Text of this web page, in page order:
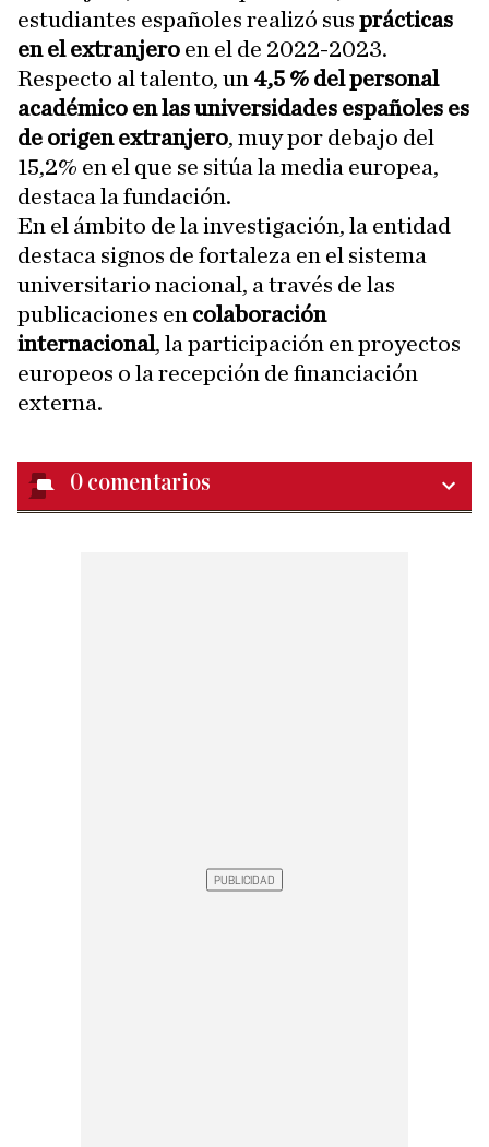
estudiantes españoles realizó sus prácticas
en el extranjero en el de 2022-2023.
Respecto al talento, un 4,5 % del personal
académico en las universidades españoles es
de origen extranjero, muy por debajo del
15,2% en el que se sitúa la media europea,
destaca la fundación.
En el ámbito de la investigación, la entidad
destaca signos de fortaleza en el sistema
universitario nacional, a través de las
publicaciones en colaboración
internacional, la participación en proyectos
europeos o la recepción de financiación
externa.
0 comentarios